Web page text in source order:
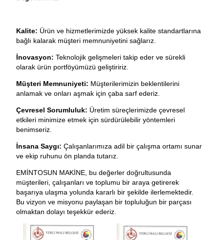
Kalite: Ürün ve hizmetlerimizde yüksek kalite standartlarına
bağlı kalarak müşteri memnuniyetini sağlarız.
İnovasyon: Teknolojik gelişmeleri takip eder ve sürekli
olarak ürün portföyümüzü geliştiririz.
Müşteri Memnuniyeti: Müşterilerimizin beklentilerini
anlamak ve onları aşmak için çaba sarf ederiz.
Çevresel Sorumluluk: Üretim süreçlerimizde çevresel
etkileri minimize etmek için sürdürülebilir yöntemleri
benimseriz.
İnsana Saygı: Çalışanlarımıza adil bir çalışma ortamı sunar
ve ekip ruhunu ön planda tutarız.
EMİNTOSUN MAKİNE, bu değerler doğrultusunda
müşterileri, çalışanları ve toplumu bir araya getirerek
başarıya ulaşma yolunda kararlı bir şekilde ilerlemektedir.
Bu vizyon ve misyonu paylaşan bir topluluğun bir parçası
olmaktan dolayı teşekkür ederiz.